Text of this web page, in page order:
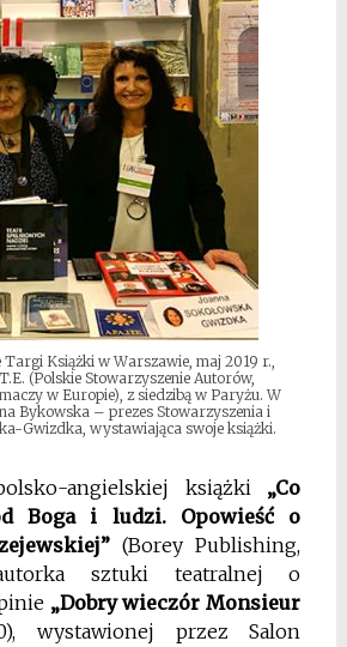
Książki w Warszawie, maj 2019 r.,
(Polskie Stowarzyszenie Autorów,
w Europie), z siedzibą w Paryżu. W
Bykowska – prezes Stowarzyszenia i
Gwizdka, wystawiająca swoje książki.
angielskiej książki „Co
Boga i ludzi. Opowieść o
(Borey Publishing,
sztuki teatralnej o
„Dobry wieczór Monsieur
wystawionej przez Salon